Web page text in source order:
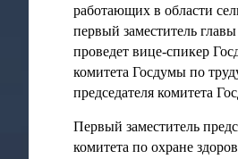
работающих в области
первый заместитель
проведет вице-спикер
комитета Госдумы по
председателя комитета
Первый заместитель
комитета по охране